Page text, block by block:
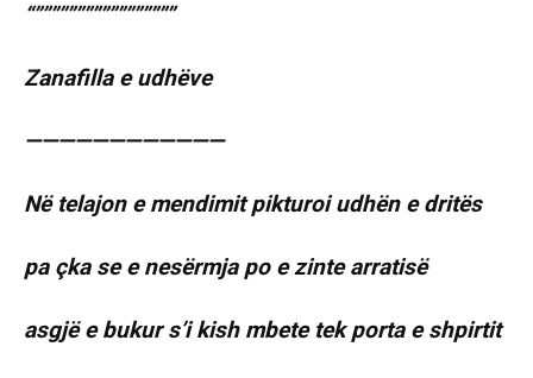
“”””””””””””””””””
Zanafilla e udhëve
————————————
Në telajon e mendimit pikturoi udhën e dritës
pa çka se e nesërmja po e zinte arratisë
asgjë e bukur s’i kish mbete tek porta e shpirtit